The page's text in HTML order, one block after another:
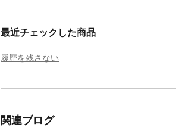
最近チェックした商品
履歴を残さない
関連ブログ